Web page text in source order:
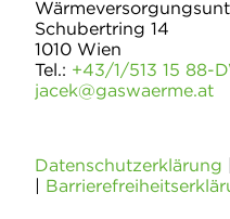
Schubertring 14
1010 Wien
Tel.: +43/1/513 15 88-
jacek@gaswaerme.at
Datenschutzerklärung
|